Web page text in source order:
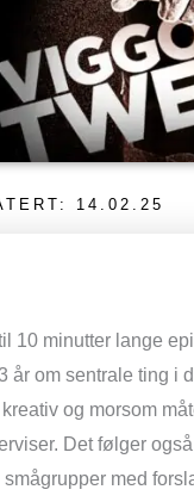
14.02.25
10 minutter lange
år om sentrale ting i
og morsom
Det følger
med